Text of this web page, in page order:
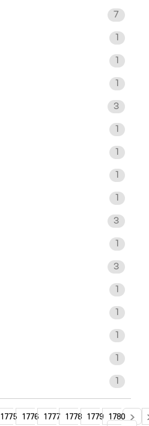
7
1
1
1
3
1
1
1
1
3
1
3
1
1
1
1
1
1775 1776 1777 1778 1779 1780